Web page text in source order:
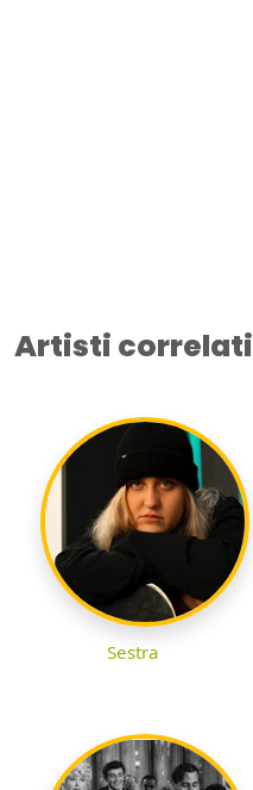
Artisti correlati
Sestra